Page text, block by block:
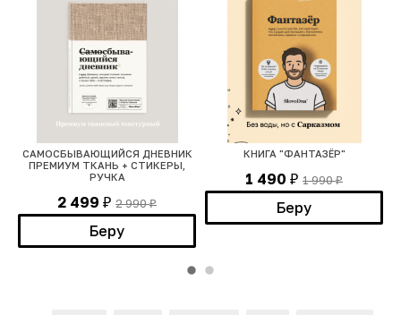
САМОСБЫВАЮЩИЙСЯ ДНЕВНИК
ПРЕМИУМ ТКАНЬ + СТИКЕРЫ,
РУЧКА
2 499 ₽ 2 990₽
Беру
КНИГА "ФАНТАЗЁР"
1 490 ₽ 1 990₽
Беру